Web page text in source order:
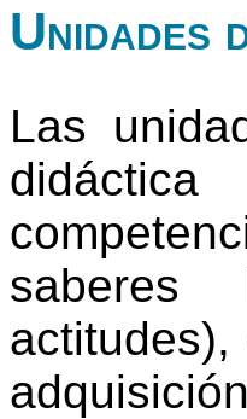
Unidades
Las
saberes